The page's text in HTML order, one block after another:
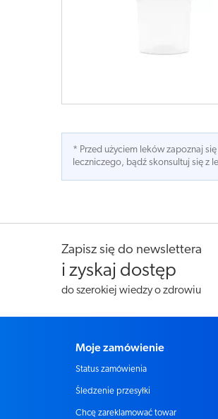
* Przed użyciem leków zapoznaj
leczniczego, bądź skonsultuj się z
Zapisz się do newslettera
i zyskaj dostęp
do szerokiej wiedzy o zdrowiu
Moje zamówienie
Status zamówienia
Śledzenie przesyłki
Chcę zareklamować towar